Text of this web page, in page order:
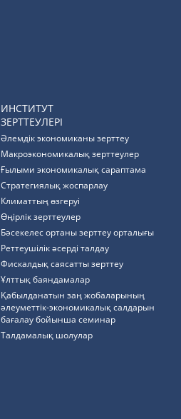
ИНСТИТУТ
ЗЕРТТЕУЛЕРІ
Әлемдік экономиканы зерттеу
Макроэкономикалық зерттеулер
Ғылыми экономикалық сараптама
Стратегиялық жоспарлау
Климаттың өзгеруі
Өңірлік зерттеулер
Бәсекелес ортаны зерттеу орталығы
Реттеушілік әсерді талдау
Фискалдық саясатты зерттеу
Ұлттық баяндамалар
Қабылданатын заң жобаларының
әлеуметтік-экономикалық салдарын
бағалау бойынша семинар
Талдамалық шолулар